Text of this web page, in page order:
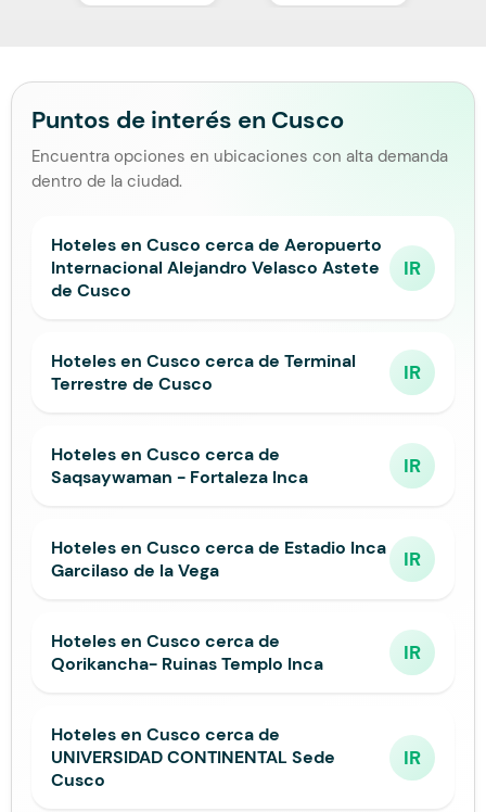
Puntos de interés en Cusco
Encuentra opciones en ubicaciones con alta demanda
dentro de la ciudad.
Hoteles en Cusco cerca de Aeropuerto
Internacional Alejandro Velasco Astete
de Cusco
IR
Hoteles en Cusco cerca de Terminal
Terrestre de Cusco
IR
Hoteles en Cusco cerca de
Saqsaywaman - Fortaleza Inca
IR
Hoteles en Cusco cerca de Estadio Inca
Garcilaso de la Vega
IR
Hoteles en Cusco cerca de
Qorikancha- Ruinas Templo Inca
IR
Hoteles en Cusco cerca de
UNIVERSIDAD CONTINENTAL Sede
Cusco
IR